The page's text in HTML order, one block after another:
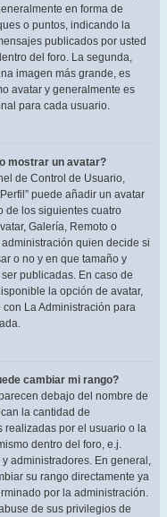
en forma de
o puntos, indicando la
publicados por usted
del foro. La segunda,
imagen más grande, es
avatar y generalmente es
para cada usuario.
mostrar un avatar?
de Control de Usuario,
puede añadir un avatar
de los siguientes cuatro
Galería, Remoto o
quien decide si
o no y en que tamaño y
publicadas. En caso de
la opción de avatar,
La Administración para
cambiar mi rango?
debajo del nombre de
la cantidad de
realizadas por el usuario o la
dentro del foro, e.j.
administradores. En general,
su rango directamente ya
por la administración.
de sus privilegios de